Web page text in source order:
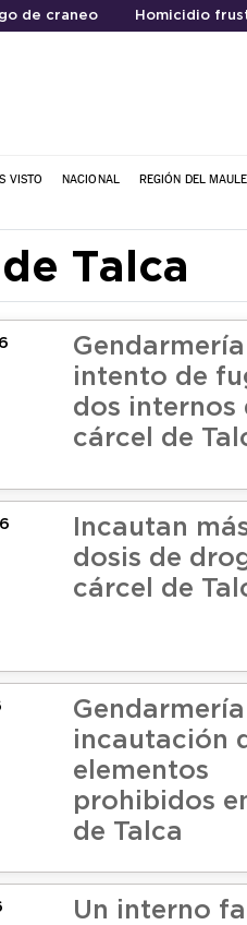
de craneo Homicidio
VISTO NACIONAL REGIÓN DEL MAULE
Talca
intento de
dos internos
cárcel de
Incautan
dosis de
cárcel de
incautación
elementos
prohibidos
de Talca
Un interno